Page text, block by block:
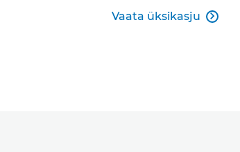
Vaata üksikasju 